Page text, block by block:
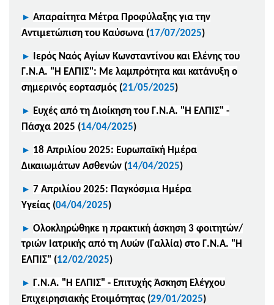
► Απαραίτητα Μέτρα Προφύλαξης για την
Αντιμετώπιση του Καύσωνα (17/07/2025)
►
Ιερός Ναός Αγίων Κωνσταντίνου και Ελένης του
Γ.Ν.Α. "Η ΕΛΠΙΣ": Με λαμπρότητα και κατάνυξη ο
σημερινός εορτασμός (21/05/2025)
►
Ευχές από τη Διοίκηση του Γ.Ν.Α. "Η ΕΛΠΙΣ" -
Πάσχα 2025 (14/04/2025)
► 18 Απριλίου 2025: Ευρωπαϊκή Ημέρα
Δικαιωμάτων Ασθενών (14/04/2025)
► 7 Απριλίου 2025: Παγκόσμια Ημέρα
Υγείας (04/04/2025)
► Ολοκληρώθηκε η πρακτική άσκηση 3 φοιτητών/
τριών Ιατρικής από τη Λυών (Γαλλία) στο Γ.Ν.Α. "Η
ΕΛΠΙΣ" (12/02/2025)
►
Γ.Ν.Α. "Η ΕΛΠΙΣ" - Επιτυχής Άσκηση Ελέγχου
Επιχειρησιακής Ετοιμότητας (29/01/2025)